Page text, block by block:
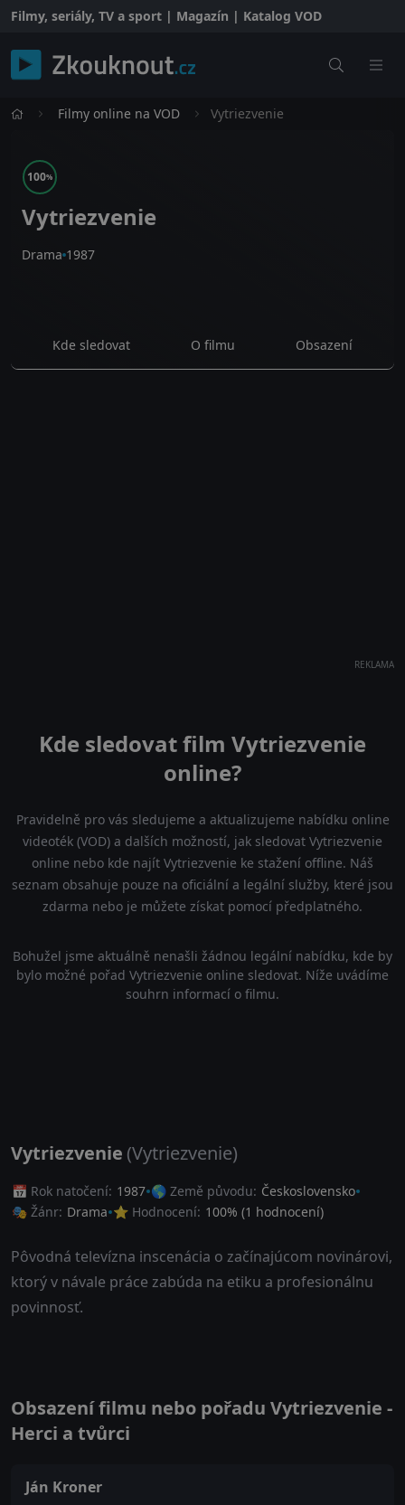
Filmy, seriály, TV a sport | Magazín | Katalog VOD
Filmy online na VOD Vytriezvenie
100%
Vytriezvenie
Drama 1987
Kde sledovat O filmu Obsazení
REKLAMA
Kde sledovat film Vytriezvenie
online?
Pravidelně pro vás sledujeme a aktualizujeme nabídku online
videoték (VOD) a dalších možností, jak sledovat Vytriezvenie
online nebo kde najít Vytriezvenie ke stažení offline. Náš
seznam obsahuje pouze na oficiální a legální služby, které jsou
zdarma nebo je můžete získat pomocí předplatného.
Bohužel jsme aktuálně nenašli žádnou legální nabídku, kde by
bylo možné pořad Vytriezvenie online sledovat. Níže uvádíme
souhrn informací o filmu.
Vytriezvenie (Vytriezvenie)
📅 Rok natočení: 1987 🌎 Země původu: Československo
🎭 Žánr: Drama ⭐ Hodnocení: 100% (1 hodnocení)
Pôvodná televízna inscenácia o začínajúcom novinárovi,
ktorý v návale práce zabúda na etiku a profesionálnu
povinnosť.
Obsazení filmu nebo pořadu Vytriezvenie -
Herci a tvůrci
Ján Kroner